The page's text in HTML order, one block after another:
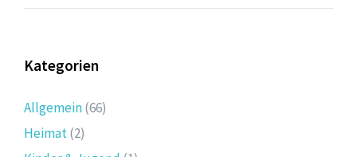
Kategorien
Allgemein(66)
Heimat(2)